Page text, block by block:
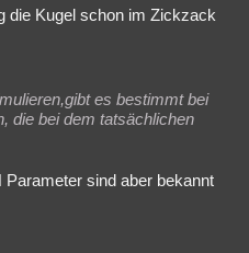
die Kugel schon im Zickzack
es bestimmt bei
die bei dem tatsächlichen
sind aber bekannt